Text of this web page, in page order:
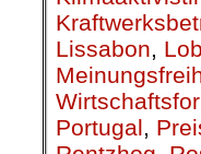
Lissabon,
Portugal,